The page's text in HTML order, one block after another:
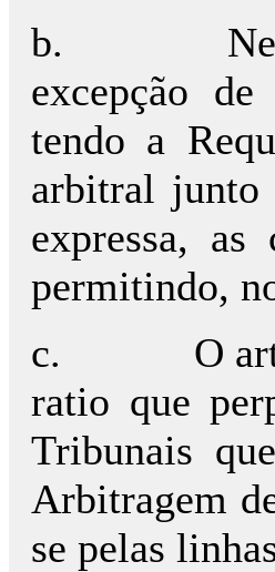
b.
excepção
tendo a
arbitral junto
expressa, as
permitindo,
c.
O
ratio que
Tribunais
Arbitragem
se pelas